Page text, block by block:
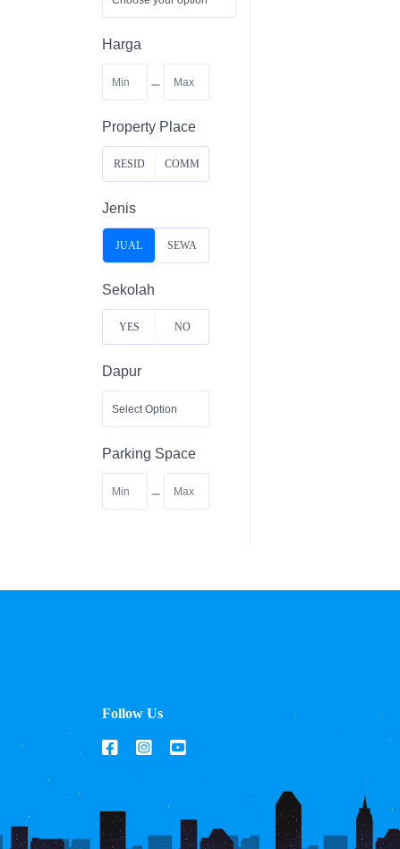
Harga
-
Property Place
RESID
L
COMM
L
Jenis
JUAL SEWA
Sekolah
YES NO
Dapur
Parking Space
-
Follow Us